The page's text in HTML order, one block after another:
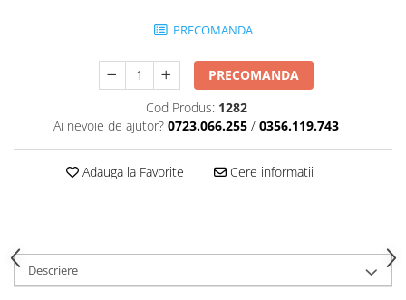
PRECOMANDA
PRECOMANDA
Cod Produs: 1282
Ai nevoie de ajutor? 0723.066.255 / 0356.119.743
Adauga la Favorite Cere informatii
Descriere